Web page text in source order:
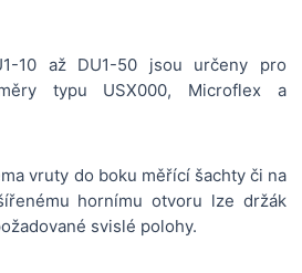
10 až DU1-50 jsou určeny pro
typu USX000, Microflex a
vruty do boku měřící šachty či na
hornímu otvoru lze držák
svislé polohy.